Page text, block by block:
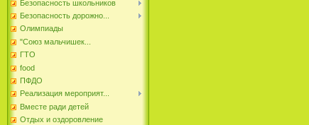
Безопасность школьников
Безопасность дорожно...
Олимпиады
"Союз мальчишек...
ГТО
food
ПФДО
Реализация мероприят...
Вместе ради детей
Отдых и оздоровление